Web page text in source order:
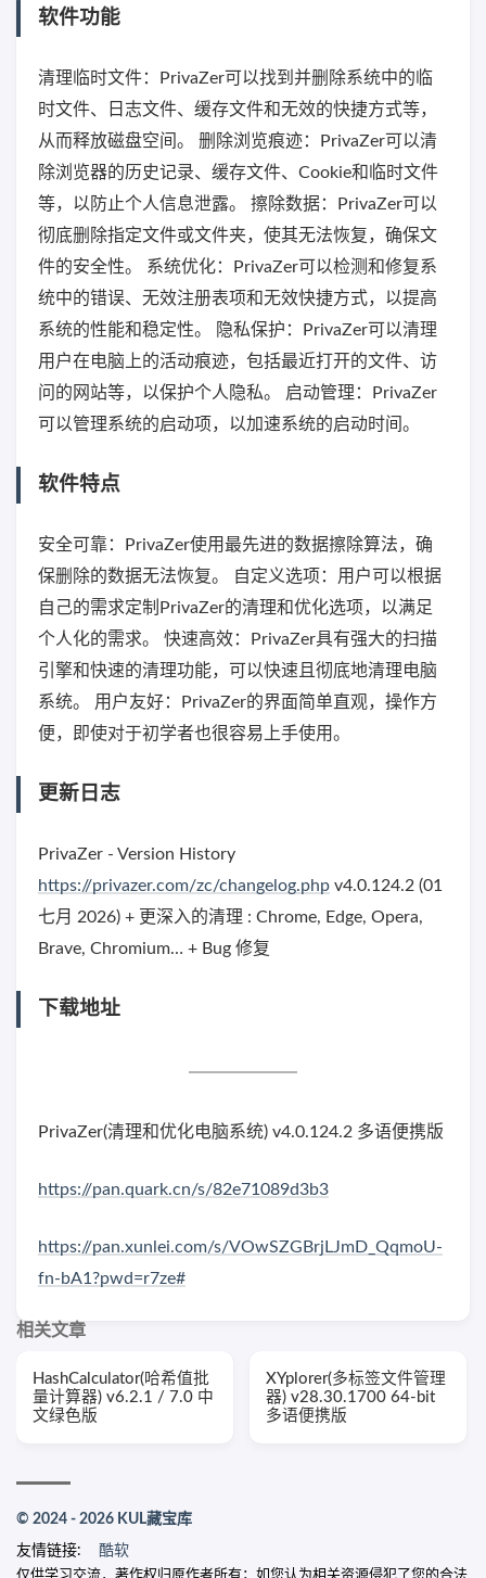
软件功能
清理临时文件：PrivaZer可以找到并删除系统中的临
时文件、日志文件、缓存文件和无效的快捷方式等，
从而释放磁盘空间。 删除浏览痕迹：PrivaZer可以清
除浏览器的历史记录、缓存文件、Cookie和临时文件
等，以防止个人信息泄露。 擦除数据：PrivaZer可以
彻底删除指定文件或文件夹，使其无法恢复，确保文
件的安全性。 系统优化：PrivaZer可以检测和修复系
统中的错误、无效注册表项和无效快捷方式，以提高
系统的性能和稳定性。 隐私保护：PrivaZer可以清理
用户在电脑上的活动痕迹，包括最近打开的文件、访
问的网站等，以保护个人隐私。 启动管理：PrivaZer
可以管理系统的启动项，以加速系统的启动时间。
软件特点
安全可靠：PrivaZer使用最先进的数据擦除算法，确
保删除的数据无法恢复。 自定义选项：用户可以根据
自己的需求定制PrivaZer的清理和优化选项，以满足
个人化的需求。 快速高效：PrivaZer具有强大的扫描
引擎和快速的清理功能，可以快速且彻底地清理电脑
系统。 用户友好：PrivaZer的界面简单直观，操作方
便，即使对于初学者也很容易上手使用。
更新日志
PrivaZer - Version History
https://privazer.com/zc/changelog.php v4.0.124.2 (01
七月 2026) + 更深入的清理 : Chrome, Edge, Opera,
Brave, Chromium… + Bug 修复
下载地址
PrivaZer(清理和优化电脑系统) v4.0.124.2 多语便携版
https://pan.quark.cn/s/82e71089d3b3
https://pan.xunlei.com/s/VOwSZGBrjLJmD_QqmoU-
fn-bA1?pwd=r7ze#
相关文章
HashCalculator(哈希值批
量计算器) v6.2.1 / 7.0 中
文绿色版
XYplorer(多标签文件管理
器) v28.30.1700 64-bit
多语便携版
© 2024 - 2026 KUL藏宝库
友情链接: 酷软